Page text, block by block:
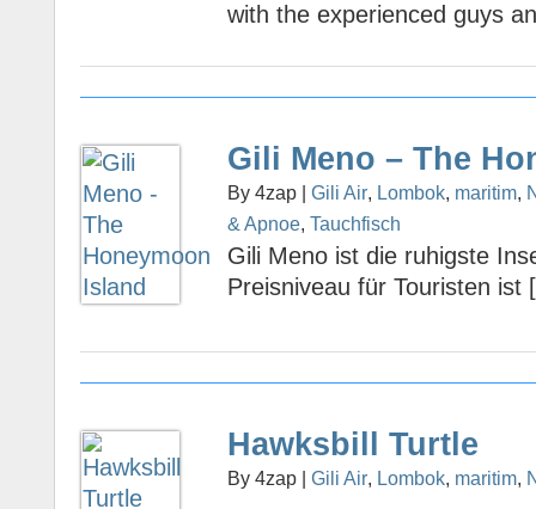
with the experienced guys
Gili Meno – The
By 4zap | Gili Air, Lombok, maritim,
& Apnoe, Tauchfisch
Gili Meno ist die ruhigste
Preisniveau für Touristen ist
Hawksbill Turtle
By 4zap | Gili Air, Lombok, maritim,